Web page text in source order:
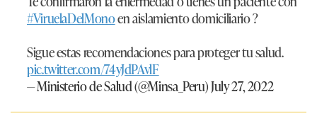
#ViruelaDelMonoen aislamiento domiciliario ?
Sigue estas recomendaciones para proteger tu salud.
pic.twitter.com/74yJdPAvlF
— Ministerio de Salud (@Minsa_Peru)July 27, 2022